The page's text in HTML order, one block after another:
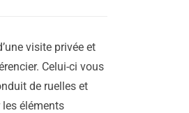
visite privée et
Celui-ci vous
de ruelles et
éléments